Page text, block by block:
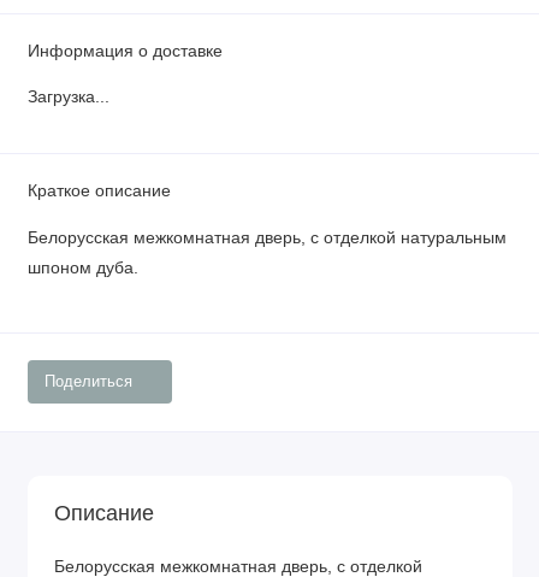
Информация о доставке
Загрузка...
Краткое описание
Белорусская межкомнатная дверь, с отделкой натуральным
шпоном дуба.
Поделиться
Описание
Белорусская межкомнатная дверь, с отделкой